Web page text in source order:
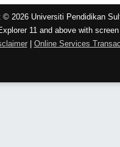
© 2026 Universiti Pendidikan
11 and above with
| Online Services